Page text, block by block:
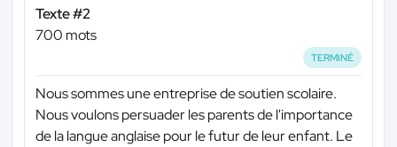
Texte #2
700 mots
TERMINÉ
Nous sommes une entreprise de soutien scolaire.
Nous voulons persuader les parents de l'importance
de la langue anglaise pour le futur de leur enfant. Le